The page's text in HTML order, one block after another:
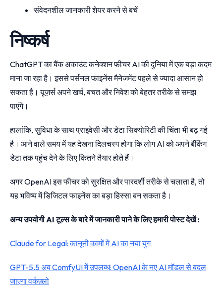
संवेदनशील जानकारी शेयर करने से बचें
निष्कर्ष
ChatGPT का बैंक अकाउंट कनेक्शन फीचर AI की दुनिया में एक बड़ा कदम
माना जा रहा है। इससे पर्सनल फाइनेंस मैनेजमेंट पहले से ज्यादा आसान हो
सकता है। यूज़र्स अपने खर्च, बचत और निवेश को बेहतर तरीके से समझ
पाएंगे।
हालांकि, सुविधा के साथ प्राइवेसी और डेटा सिक्योरिटी की चिंता भी बढ़ गई
है। आने वाले समय में यह देखना दिलचस्प होगा कि लोग AI को अपने बैंकिंग
डेटा तक पहुंच देने के लिए कितने तैयार होते हैं।
अगर OpenAI इस फीचर को सुरक्षित और पारदर्शी तरीके से चलाता है, तो
यह भविष्य में डिजिटल फाइनेंस का बड़ा हिस्सा बन सकता है।
अन्य उपयोगी AI टूल्स के बारे में जानकारी पाने के लिए हमारी पोस्ट देखें :
Claude for Legal: कानूनी कामों में AI का नया युग
GPT-5.5 अब ComfyUI में उपलब्ध: OpenAI के नए AI मॉडल से बदल
जाएगा वर्कफ़्लो